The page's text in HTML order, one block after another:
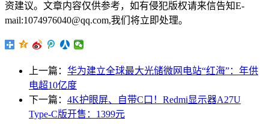
资建议。文章内容仅供参考，如有侵犯版权请来信告知E-
mail:1074976040@qq.com,我们将立即处理。
上一篇： 华为建立全球最大光储微网电站“红海”：年供
电超10亿度
下一篇： 4K护眼屏、自带C口！Redmi显示器A27U
Type-C版开售：1399元